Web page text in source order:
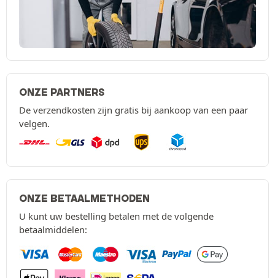
ONZE PARTNERS
De verzendkosten zijn gratis bij aankoop van een paar
velgen.
ONZE BETAALMETHODEN
U kunt uw bestelling betalen met de volgende
betaalmiddelen: